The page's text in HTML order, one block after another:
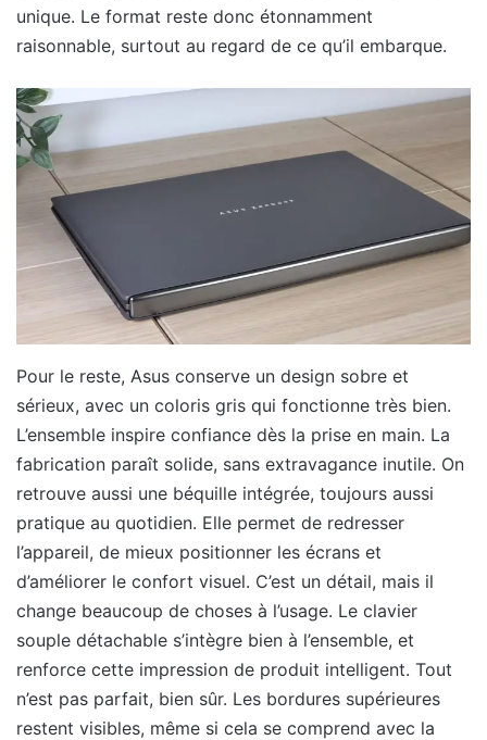
unique. Le format reste donc étonnamment
raisonnable, surtout au regard de ce qu’il embarque.
Pour le reste, Asus conserve un design sobre et
sérieux, avec un coloris gris qui fonctionne très bien.
L’ensemble inspire confiance dès la prise en main. La
fabrication paraît solide, sans extravagance inutile. On
retrouve aussi une béquille intégrée, toujours aussi
pratique au quotidien. Elle permet de redresser
l’appareil, de mieux positionner les écrans et
d’améliorer le confort visuel. C’est un détail, mais il
change beaucoup de choses à l’usage. Le clavier
souple détachable s’intègre bien à l’ensemble, et
renforce cette impression de produit intelligent. Tout
n’est pas parfait, bien sûr. Les bordures supérieures
restent visibles, même si cela se comprend avec la